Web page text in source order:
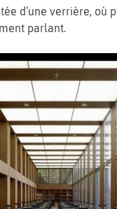
d’une verrière, où
parlant.